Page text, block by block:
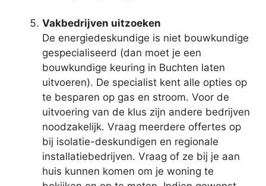
Vakbedrijven uitzoeken
De energiedeskundige is niet bouwkundige
gespecialiseerd (dan moet je een
bouwkundige keuring in Buchten laten
uitvoeren). De specialist kent alle opties op
te besparen op gas en stroom. Voor de
uitvoering van de klus zijn andere bedrijven
noodzakelijk. Vraag meerdere offertes op
bij isolatie-deskundigen en regionale
installatiebedrijven. Vraag of ze bij je aan
huis kunnen komen om je woning te